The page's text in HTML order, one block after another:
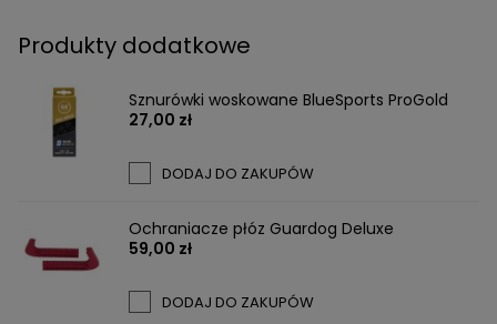
Produkty dodatkowe
Sznurówki woskowane BlueSports ProGold
27,00 zł
DODAJ DO ZAKUPÓW
Ochraniacze płóz Guardog Deluxe
59,00 zł
DODAJ DO ZAKUPÓW